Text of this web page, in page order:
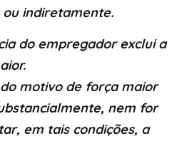
indiretamente.
do empregador exclui a
do motivo de força maior
nem for
em tais condições, a